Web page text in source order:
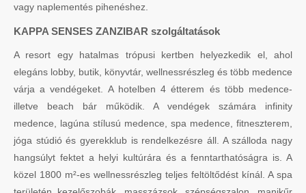
vagy naplementés pihenéshez.
KAPPA SENSES ZANZIBAR szolgáltatások
A resort egy hatalmas trópusi kertben helyezkedik el, ahol
elegáns lobby, butik, könyvtár, wellnessrészleg és több medence
várja a vendégeket. A hotelben 4 étterem és több medence-
illetve beach bár működik. A vendégek számára infinity
medence, lagúna stílusú medence, spa medence, fitneszterem,
jóga stúdió és gyerekklub is rendelkezésre áll. A szálloda nagy
hangsúlyt fektet a helyi kultúrára és a fenntarthatóságra is. A
közel 1800 m²-es wellnessrészleg teljes feltöltődést kínál. A spa